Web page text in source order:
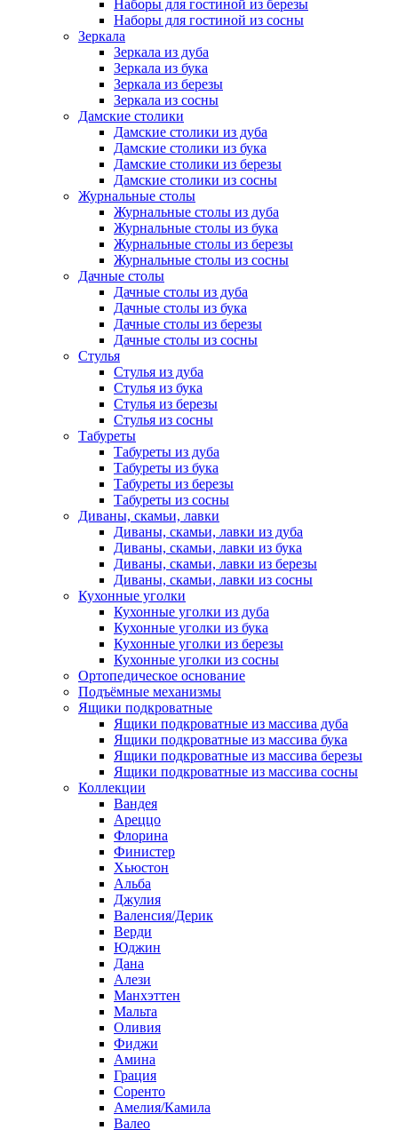
Наборы для гостиной из березы
Наборы для гостиной из сосны
Зеркала
Зеркала из дуба
Зеркала из бука
Зеркала из березы
Зеркала из сосны
Дамские столики
Дамские столики из дуба
Дамские столики из бука
Дамские столики из березы
Дамские столики из сосны
Журнальные столы
Журнальные столы из дуба
Журнальные столы из бука
Журнальные столы из березы
Журнальные столы из сосны
Дачные столы
Дачные столы из дуба
Дачные столы из бука
Дачные столы из березы
Дачные столы из сосны
Стулья
Стулья из дуба
Стулья из бука
Стулья из березы
Стулья из сосны
Табуреты
Табуреты из дуба
Табуреты из бука
Табуреты из березы
Табуреты из сосны
Диваны, скамьи, лавки
Диваны, скамьи, лавки из дуба
Диваны, скамьи, лавки из бука
Диваны, скамьи, лавки из березы
Диваны, скамьи, лавки из сосны
Кухонные уголки
Кухонные уголки из дуба
Кухонные уголки из бука
Кухонные уголки из березы
Кухонные уголки из сосны
Ортопедическое основание
Подъёмные механизмы
Ящики подкроватные
Ящики подкроватные из массива дуба
Ящики подкроватные из массива бука
Ящики подкроватные из массива березы
Ящики подкроватные из массива сосны
Коллекции
Вандея
Ареццо
Флорина
Финистер
Хьюстон
Альба
Джулия
Валенсия/Дерик
Верди
Юджин
Дана
Алези
Манхэттен
Мальта
Оливия
Фиджи
Амина
Грация
Соренто
Амелия/Камила
Валео